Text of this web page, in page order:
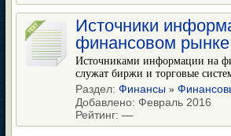
Источники
финансовом рынке
Источниками информации на
служат биржи и торговые
Раздел: Финансы »
Добавлено: Февраль 2016
Рейтинг: —